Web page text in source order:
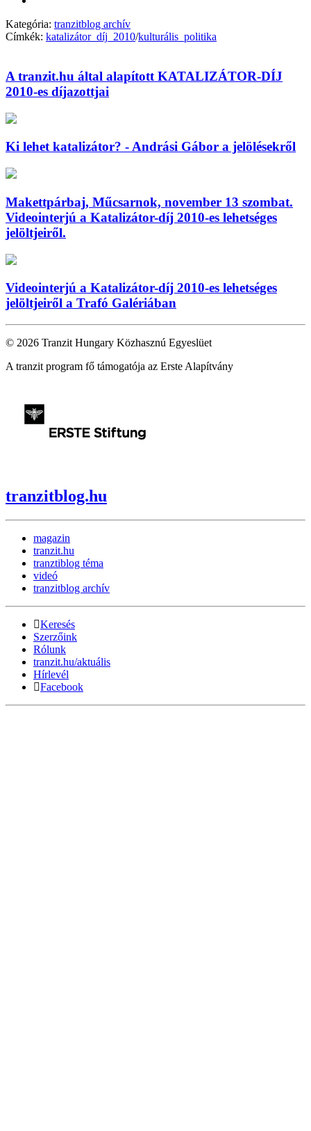
Kategória: tranzitblog archív
Címkék: katalizátor_díj_2010/kulturális_politika
A tranzit.hu által alapított KATALIZÁTOR-DÍJ
2010-es díjazottjai
Ki lehet katalizátor? - Andrási Gábor a jelölésekről
Makettpárbaj, Műcsarnok, november 13 szombat.
Videointerjú a Katalizátor-díj 2010-es lehetséges
jelöltjeiről.
Videointerjú a Katalizátor-díj 2010-es lehetséges
jelöltjeiről a Trafó Galériában
© 2026 Tranzit Hungary Közhasznú Egyeslüet
A tranzit program fő támogatója az Erste Alapítvány
tranzitblog.hu
magazin
tranzit.hu
tranztiblog téma
videó
tranzitblog archív
Keresés
Szerzőink
Rólunk
tranzit.hu/aktuális
Hírlevél
Facebook